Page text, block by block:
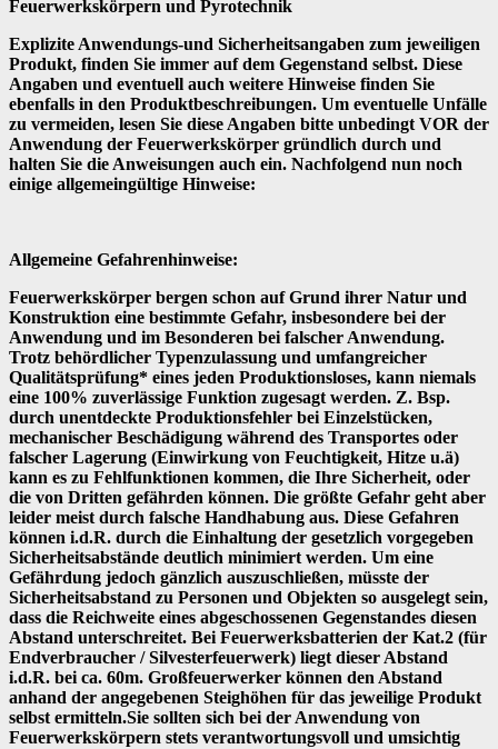
Feuerwerkskörpern und Pyrotechnik
Explizite Anwendungs-und Sicherheitsangaben zum jeweiligen
Produkt, finden Sie immer auf dem Gegenstand selbst. Diese
Angaben und eventuell auch weitere Hinweise finden Sie
ebenfalls in den Produktbeschreibungen. Um eventuelle Unfälle
zu vermeiden, lesen Sie diese Angaben bitte unbedingt VOR der
Anwendung der Feuerwerkskörper gründlich durch und
halten Sie die Anweisungen auch ein. Nachfolgend nun noch
einige allgemeingültige Hinweise:
Allgemeine Gefahrenhinweise:
Feuerwerkskörper bergen schon auf Grund ihrer Natur und
Konstruktion eine bestimmte Gefahr, insbesondere bei der
Anwendung und im Besonderen bei falscher Anwendung.
Trotz behördlicher Typenzulassung und umfangreicher
Qualitätsprüfung* eines jeden Produktionsloses, kann niemals
eine 100% zuverlässige Funktion zugesagt werden. Z. Bsp.
durch unentdeckte Produktionsfehler bei Einzelstücken,
mechanischer Beschädigung während des Transportes oder
falscher Lagerung (Einwirkung von Feuchtigkeit, Hitze u.ä)
kann es zu Fehlfunktionen kommen, die Ihre Sicherheit, oder
die von Dritten gefährden können. Die größte Gefahr geht aber
leider meist durch falsche Handhabung aus. Diese Gefahren
können i.d.R. durch die Einhaltung der gesetzlich vorgegeben
Sicherheitsabstände deutlich minimiert werden. Um eine
Gefährdung jedoch gänzlich auszuschließen, müsste der
Sicherheitsabstand zu Personen und Objekten so ausgelegt sein,
dass die Reichweite eines abgeschossenen Gegenstandes diesen
Abstand unterschreitet. Bei Feuerwerksbatterien der Kat.2 (für
Endverbraucher / Silvesterfeuerwerk) liegt dieser Abstand
i.d.R. bei ca. 60m. Großfeuerwerker können den Abstand
anhand der angegebenen Steighöhen für das jeweilige Produkt
selbst ermitteln.Sie sollten sich bei der Anwendung von
Feuerwerkskörpern stets verantwortungsvoll und umsichtig